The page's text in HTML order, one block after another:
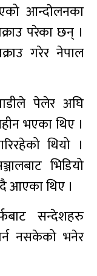
आन्दाेलनका
परेका छन् ।
गरेर नेपाल
पेलेर अघि
भएका थिए ।
थियो ।
भिडियो
आएका थिए ।
सन्देशहरु
नसकेको भनेर